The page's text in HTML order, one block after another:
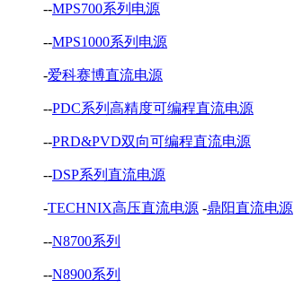
--MPS700系列电源
--MPS1000系列电源
-爱科赛博直流电源
--PDC系列高精度可编程直流电源
--PRD&PVD双向可编程直流电源
--DSP系列直流电源
-TECHNIX高压直流电源 -鼎阳直流电源
--N8700系列
--N8900系列